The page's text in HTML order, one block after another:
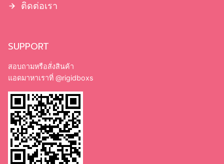
ติดต่อเรา
SUPPORT
สอบถามหรือสั่งสินค้า
แอดมาหาเราที่ @rigidboxs